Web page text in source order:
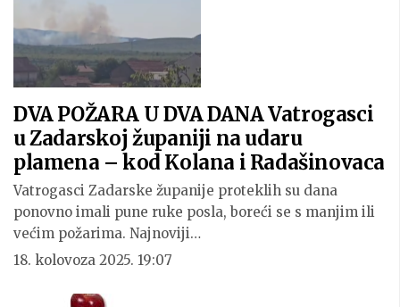
DVA POŽARA U DVA DANA Vatrogasci
u Zadarskoj županiji na udaru
plamena – kod Kolana i Radašinovaca
Vatrogasci Zadarske županije proteklih su dana
ponovno imali pune ruke posla, boreći se s manjim ili
većim požarima. Najnoviji…
18. kolovoza 2025. 19:07